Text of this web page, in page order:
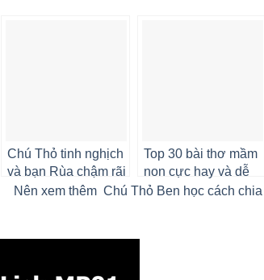
Chú Thỏ tinh nghịch
và bạn Rùa chậm rãi
Top 30 bài thơ mầm
non cực hay và dễ
nhớ
Nên xem thêm Chú Thỏ Ben học cách